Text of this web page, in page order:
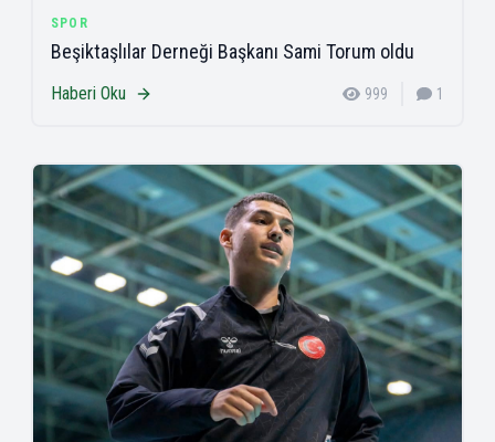
SPOR
Beşiktaşlılar Derneği Başkanı Sami Torum oldu
Haberi Oku 999 1